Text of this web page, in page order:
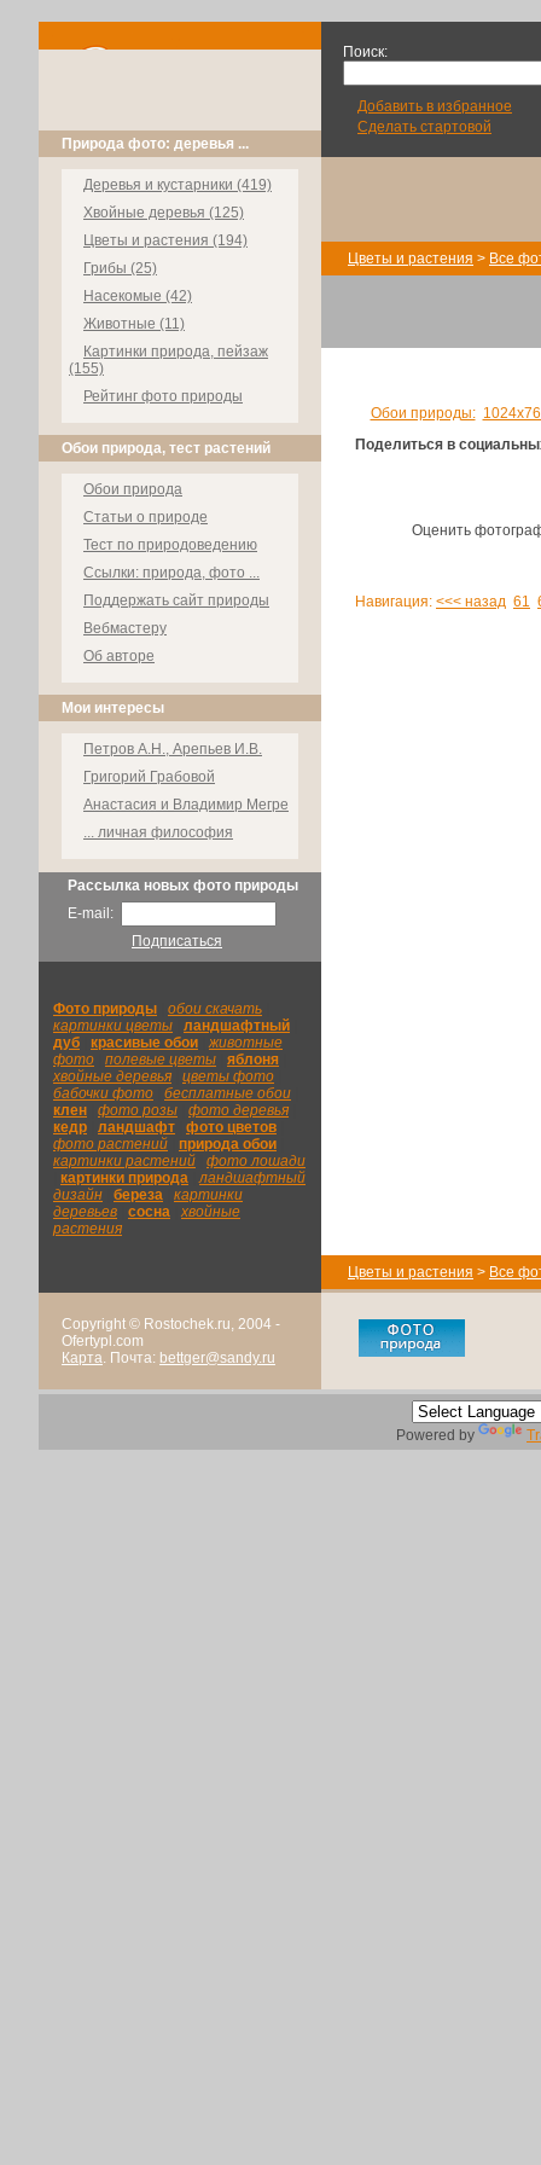
Природа фото: деревья ...
Деревья и кустарники (419)
Хвойные деревья (125)
Цветы и растения (194)
Грибы (25)
Насекомые (42)
Животные (11)
Картинки природа, пейзаж
(155)
Рейтинг фото природы
Обои природа, тест растений
Обои природа
Статьи о природе
Тест по природоведению
Ссылки: природа, фото ...
Поддержать сайт природы
Вебмастеру
Об авторе
Мои интересы
Петров А.Н., Арепьев И.В.
Григорий Грабовой
Анастасия и Владимир Мегре
... личная философия
Рассылка новых фото природы
E-mail:
Подписаться
Фото природы обои скачать
картинки цветы
ландшафтный
дуб
красивые обои
животные
фото
полевые цветы яблоня
хвойные деревья
цветы фото
бабочки фото
бесплатные обои
клен
фото розы фото деревья
кедр
ландшафт фото цветов
фото растений
природа обои
картинки растений
фото лошади
картинки природа |ландшафтный
дизайн
береза
картинки
деревьев
сосна
хвойные
растения
Поиск:
Добавить в избранное
Сделать стартовой
Цветы и растения > Все
Обои природы:
Поделиться в
Оценить
Навигация: <<< назад 61
Цветы и растения > Все
Copyright © Rostochek.ru, 2004 -
Ofertypl.com
Карта. Почта: bettger@sandy.ru
Powered by